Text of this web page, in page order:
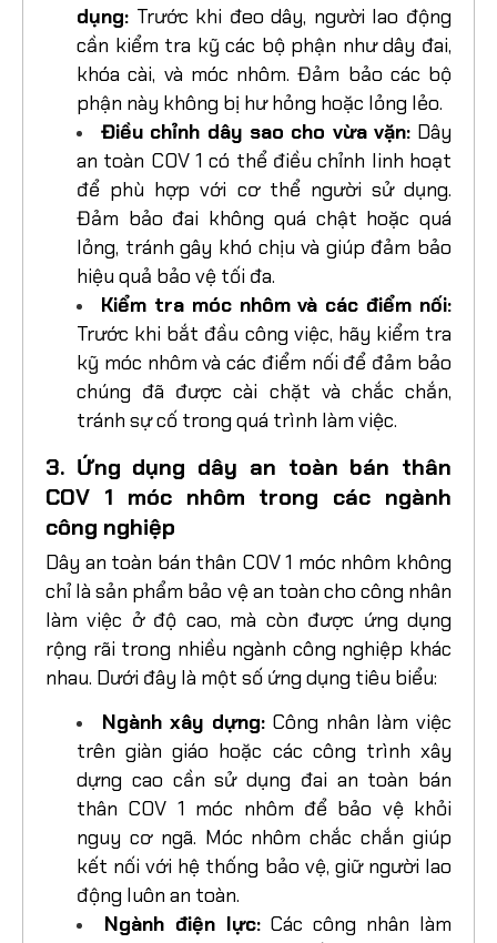
Kiểm tra sản phẩm trước khi sử
dụng:Trước khi đeo dây, người lao động
cần kiểm tra kỹ các bộ phận như dây đai,
khóa cài, và móc nhôm. Đảm bảo các bộ
phận này không bị hư hỏng hoặc lỏng lẻo.
Điều chỉnh dây sao cho vừa vặn:Dây
an toàn COV 1 có thể điều chỉnh linh hoạt
để phù hợp với cơ thể người sử dụng.
Đảm bảo đai không quá chật hoặc quá
lỏng, tránh gây khó chịu và giúp đảm bảo
hiệu quả bảo vệ tối đa.
Kiểm tra móc nhôm và các điểm nối:
Trước khi bắt đầu công việc, hãy kiểm tra
kỹ móc nhôm và các điểm nối để đảm bảo
chúng đã được cài chặt và chắc chắn,
tránh sự cố trong quá trình làm việc.
3. Ứng dụng dây an toàn bán thân
COV 1 móc nhôm trong các ngành
công nghiệp
Dây an toàn bán thân COV 1 móc nhôm không
chỉ là sản phẩm bảo vệ an toàn cho công nhân
làm việc ở độ cao, mà còn được ứng dụng
rộng rãi trong nhiều ngành công nghiệp khác
Ngành xây dựng: Công nhân làm việc
trên giàn giáo hoặc các công trình xây
dựng cao cần sử dụng đai an toàn bán
thân COV 1 móc nhôm để bảo vệ khỏi
nguy cơ ngã. Móc nhôm chắc chắn giúp
kết nối với hệ thống bảo vệ, giữ người lao
động luôn an toàn.